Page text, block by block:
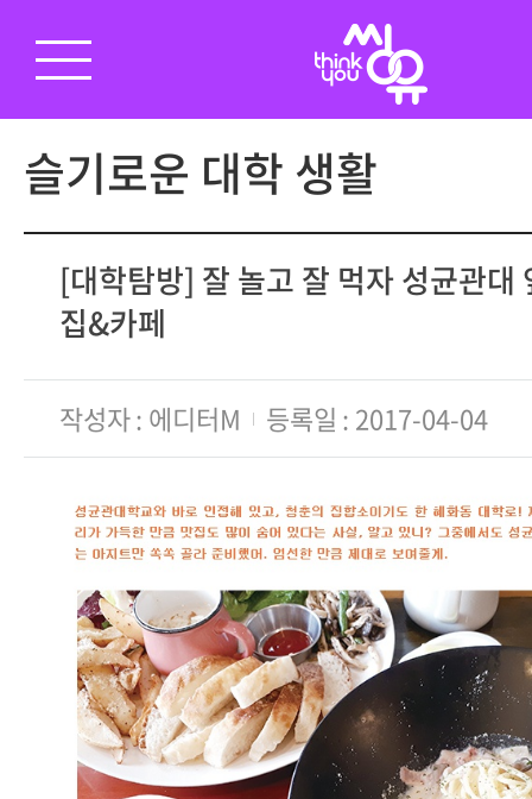
슬기로운 대학 생활
[대학탐방] 잘 놀고 잘 먹자 성균관대
집&카페
작성자 에디터M 등록일 2017-04-04